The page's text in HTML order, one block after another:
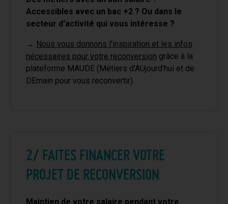
Accessibles avec un bac +2 ? Ou dans le
secteur d’activité qui vous intéresse ?
→ Nous vous donnons l’inspiration et les infos
nécessaires pour votre reconversion grâce à la
plateforme MAUDE (Métiers d’AUjourd’hui et de
DEmain pour vous reconvertir).
2/ FAITES FINANCER VOTRE
PROJET DE RECONVERSION
Maintien de votre salaire pendant votre